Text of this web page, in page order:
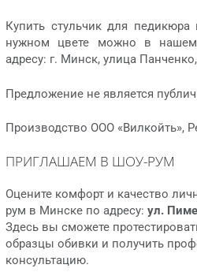
Купить стульчик для
нужном цвете можно в
адресу: г. Минск, улица
Предложение не является
Производство ООО «Вилкойть»,
ПРИГЛАШАЕМ В ШОУ-РУМ
Оцените комфорт и качество
рум в Минске по адресу: ул.
Здесь вы сможете
образцы обивки и получить
консультацию.